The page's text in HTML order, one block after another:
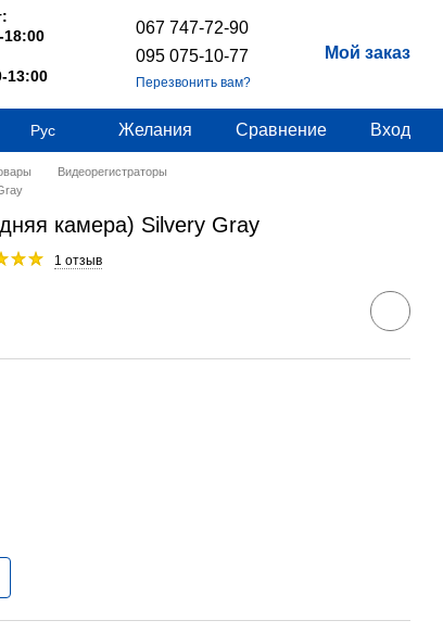
18:00
13:00
067 747-72-90
095 075-10-77
Перезвонить вам?
Мой заказ
Рус Желания Сравнение Вход
Видеорегистраторы
камера) Silvery Gray
1 отзыв